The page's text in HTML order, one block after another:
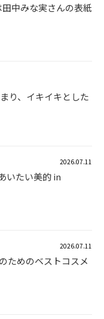
田中みな実さんの表紙
り、イキイキとした
2026.07.11
いたい美的 in
2026.07.11
ためのベストコスメ